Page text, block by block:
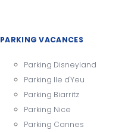
PARKING VACANCES
Parking Disneyland
Parking Ile d'Yeu
Parking Biarritz
Parking Nice
Parking Cannes